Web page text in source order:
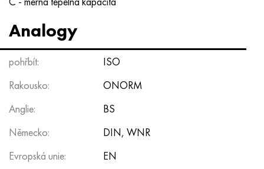
Analogy
pohřbít:
ISO
Rakousko:
ONORM
Anglie:
BS
Německo:
DIN, WNR
Evropská unie:
EN